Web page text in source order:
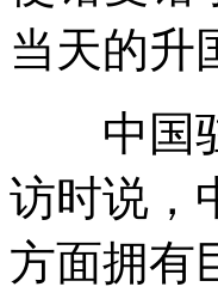
当天的升
中国驻
访时说，
方面拥有